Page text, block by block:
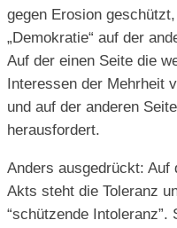
gegen Erosion
„Demokratie“ auf der
Auf der einen Seite die
Interessen der Mehrheit
und auf der anderen
herausfordert.
Anders ausgedrückt: Auf
Akts steht die Toleranz
“schützende